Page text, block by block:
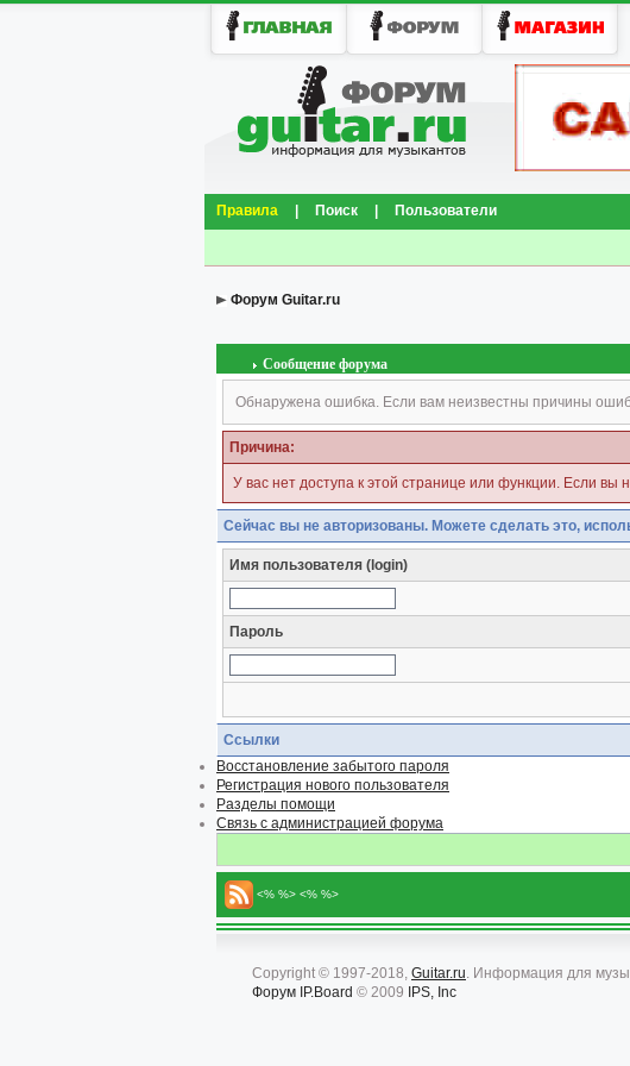
Правила Поиск Пользователи
Форум Guitar.ru
Сообщение форума
Обнаружена ошибка. Если вам неизвестны причины
Причина:
У вас нет доступа к этой странице или функции. Если
Сейчас вы не авторизованы. Можете сделать это,
Имя пользователя (login)
Пароль
Ссылки
Восстановление забытого пароля
Регистрация нового пользователя
Разделы помощи
Связь с администрацией форума
<% %> <% %>
Copyright © 1997-2018, Guitar.ru. Информация для
Форум IP.Board © 2009 IPS, Inc